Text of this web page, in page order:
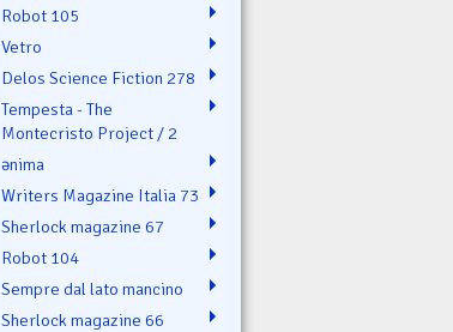
Robot 105
Vetro
Delos Science Fiction 278
Tempesta - The
Montecristo Project / 2
ənima
Writers Magazine Italia 73
Sherlock magazine 67
Robot 104
Sempre dal lato mancino
Sherlock magazine 66